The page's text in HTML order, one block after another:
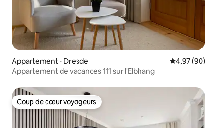
Appartement ⋅ Dresde Évaluation
4,97 (90)
Appartement de vacances 111 sur l'Elbhang
Coup de cœur voyageurs
Coup de cœur voyageurs